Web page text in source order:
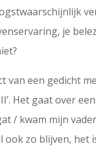
je
van een gedicht
Het gaat over
/ kwam mijn
zo blijven, het